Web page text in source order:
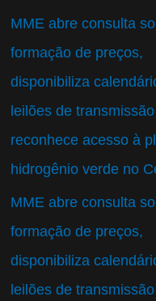
s
a
r
o
MME abre consulta
formação de preços,
disponibiliza
leilões de
reconhece acesso à
hidrogênio verde no
MME abre consulta
formação de preços,
disponibiliza
leilões de